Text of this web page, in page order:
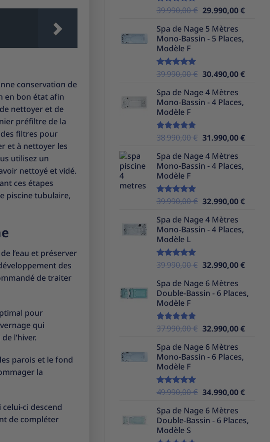
conservation de
en bon état afin
nettoyer et de
préfiltre de la
des filtres pour
et à nettoyer les
utilisez un
nettoyé et vidé.
ces étapes
piscine tubulaire,
l’eau et préserver
des
de traiter
pour
qui
l’hiver.
parois et le fond
la
ci descend
de compléter
Note5.00
39.990,00€ Le
initial
était :
29.990,00€Le
Spa de Nage 5 Mètres
Mono-Bassin - 5 Places,
Modèle F
Note5.00
39.990,00€ Le
initial
était :
30.490,00€Le
Spa de Nage 4 Mètres
Mono-Bassin - 4 Places,
Modèle F
Note5.00
38.990,00€ Le
initial
était :
31.990,00€Le
Spa de Nage 4 Mètres
Mono-Bassin - 4 Places,
Modèle F
Note5.00
39.990,00€ Le
initial
était :
32.990,00€Le
Spa de Nage 4 Mètres
Mono-Bassin - 4 Places,
Modèle L
Note5.00
39.990,00€ Le
initial
était :
32.990,00€Le
est :
Spa de Nage 6 Mètres
Double-Bassin - 6 Places,
Modèle F
Note5.00
37.990,00€ Le
initial
était :
32.990,00€Le
Spa de Nage 6 Mètres
Mono-Bassin - 6 Places,
Modèle F
Note5.00
49.990,00€ Le
initial
était :
34.990,00€Le
est :
Spa de Nage 6 Mètres
Double-Bassin - 6 Places,
Modèle S